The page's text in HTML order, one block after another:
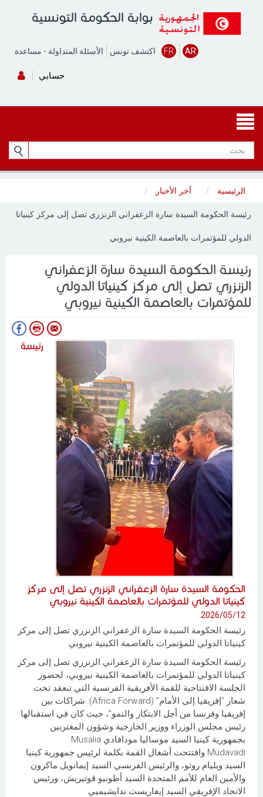
بوابة الحكومة التونسية
الأسئلة المتداولة - مساعدة اكتشف تونس FR AR
حسابي
الرئيسية آخر الأخبار
رئيسة الحكومة السيدة سارة الزعفراني الزنزري تصل إلى مركز كينياتا
الدولي للمؤتمرات بالعاصمة الكينية نيروبي
رئيسة الحكومة السيدة سارة الزعفراني
الزنزري تصل إلى مركز كينياتا الدولي
للمؤتمرات بالعاصمة الكينية نيروبي
رئيسة
الحكومة السيدة سارة الزعفراني الزنزري تصل إلى مركز
كينياتا الدولي للمؤتمرات بالعاصمة الكينية نيروبي
2026/05/12
رئيسة الحكومة السيدة سارة الزعفراني الزنزري تصل إلى مركز
كينياتا الدولي للمؤتمرات بالعاصمة الكينية نيروبي
رئيسة الحكومة السيدة سارة الزعفراني الزنزري تصل إلى مركز
كينياتا الدولي للمؤتمرات بالعاصمة الكينية نيروبي، لحضور
الجلسة الافتتاحية للقمة الأفريقية الفرنسية التي تنعقد تحت
شعار "إفريقيا إلى الأمام" (Africa Forward): شراكات بين
إفريقيا وفرنسا من أجل الابتكار والنمو"، حيث كان في استقبالها
رئيس مجلس الوزراء ووزير الخارجية وشؤون المغتربين
بجمهورية كينيا السيد موساليا مودافادي Musalia
Mudavadi.وافتتحت أشغال القمة بكلمة لرئيس جمهورية كينيا
السيد ويليام روتو، والرئيس الفرنسي السيد إيمانويل ماكرون
والأمين العام للأمم المتحدة السيد أطونيو قوتيريش، ورئيس
الاتحاد الإفريقي السيد إيفاريست ندايشيميي